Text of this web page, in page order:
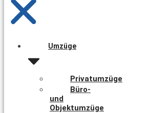
Umzüge
Privatumzüge
Büro-
und
Objektumzüge